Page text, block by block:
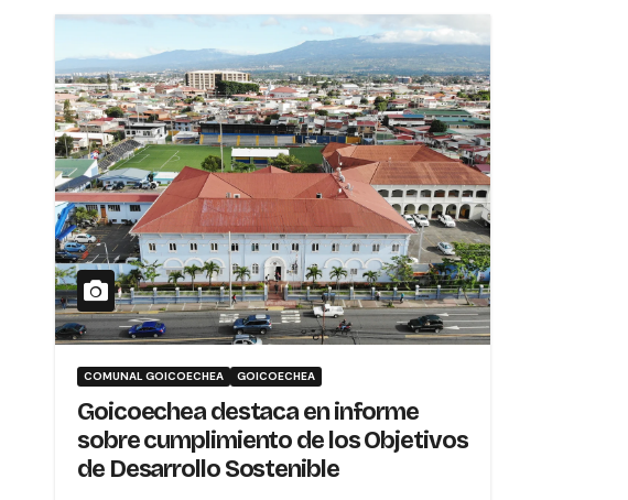
COMUNAL GOICOECHEA GOICOECHEA
Goicoechea destaca en informe
sobre cumplimiento de los Objetivos
de Desarrollo Sostenible